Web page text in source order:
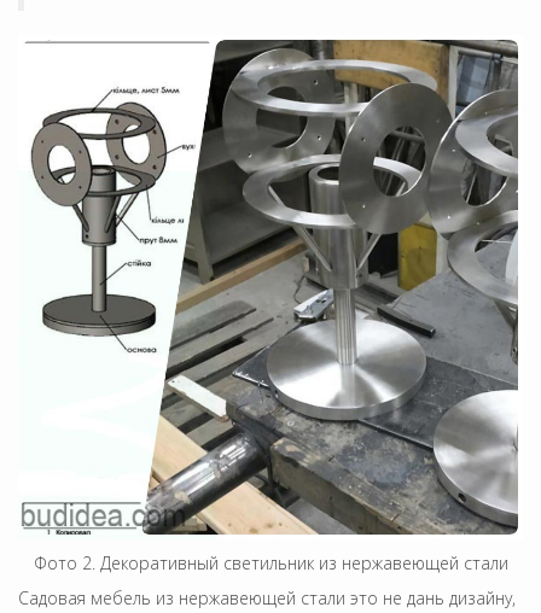
Фото 2. Декоративный светильник из нержавеющей стали
Садовая мебель из нержавеющей стали это не дань дизайну,